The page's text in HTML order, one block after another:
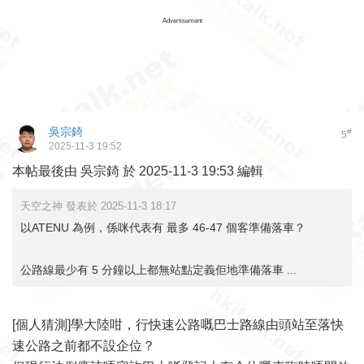
Advertisement
5#
吳宗錡
2025-11-3 19:52
本帖最後由 吳宗錡 於 2025-11-3 19:53 編輯
天空之神 發表於 2025-11-3 18:17
以ATENU 為例，係咪代表有 最多 46-47 個客準備落車？
公路線最少有 5 分鐘以上都無站點定義佢地準備落車 ...
[個人猜測]學大陸咁，行快速公路嘅巴士路線由頭站至落快
速公路之前都不設企位？